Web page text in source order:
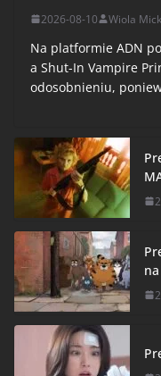
2026-08-10 Wiola
Na platformie ADN
a Shut-In Vampire
odosobnieniu,